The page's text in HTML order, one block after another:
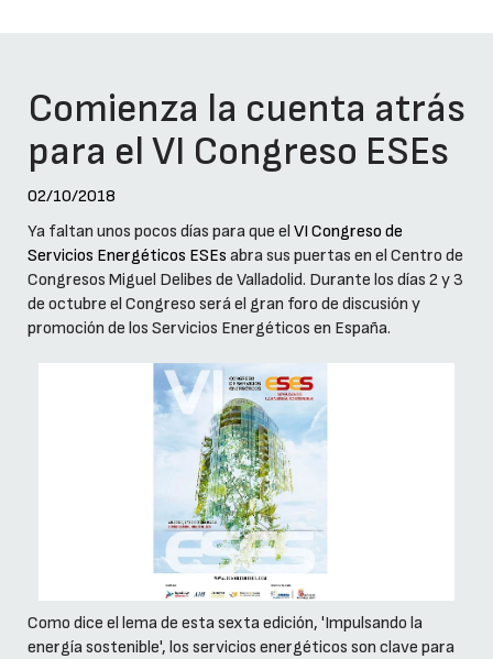
Comienza la cuenta atrás
para el VI Congreso ESEs
02/10/2018
Ya faltan unos pocos días para que el VI Congreso de
Servicios Energéticos ESEs abra sus puertas en el Centro de
Congresos Miguel Delibes de Valladolid. Durante los días 2 y 3
de octubre el Congreso será el gran foro de discusión y
promoción de los Servicios Energéticos en España.
Como dice el lema de esta sexta edición, 'Impulsando la
energía sostenible', los servicios energéticos son clave para